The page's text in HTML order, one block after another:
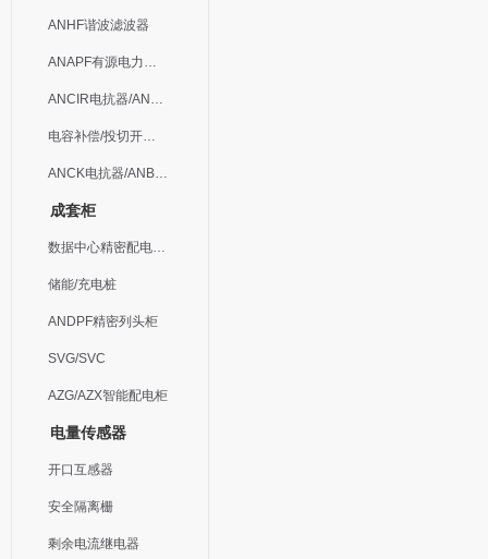
ANHF谐波滤波器
ANAPF有源电力滤波器
ANCIR电抗器/ANHPD300谐波保护器
电容补偿/投切开关/ARC
ANCK电抗器/ANBSMJ自愈式低压并联电容器
成套柜
数据中心精密配电监控装置
储能/充电桩
ANDPF精密列头柜
SVG/SVC
AZG/AZX智能配电柜
电量传感器
开口互感器
安全隔离栅
剩余电流继电器